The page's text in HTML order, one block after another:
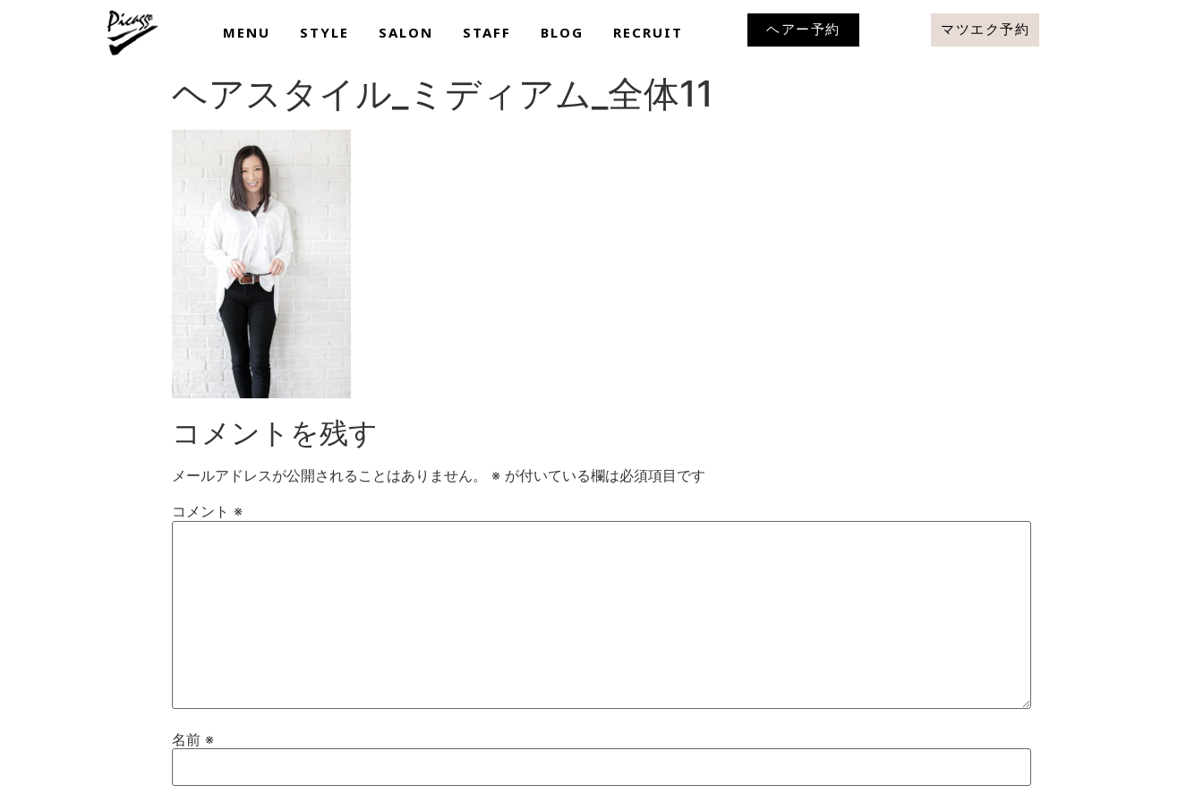
MENU STYLE SALON STAFF BLOG RECRUIT ヘアー予約 マツエク予約
ヘアスタイル_ミディアム_全体11
コメントを残す
メールアドレスが公開されることはありません。 ※ が付いている欄は必須項目です
コメント ※
名前 ※